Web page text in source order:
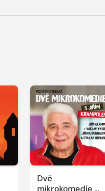
Dvě
mikrokomedie s
Přehrát
ukázku